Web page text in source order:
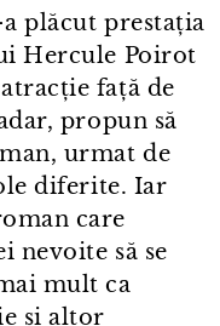
plăcut prestația
Hercule Poirot
față de
propun să
urmat de
diferite. Iar
care
nevoite să se
mult ca
și altor